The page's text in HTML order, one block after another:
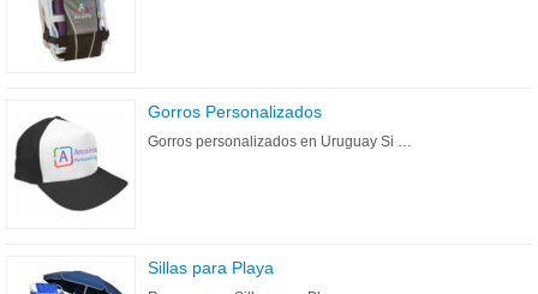
Gorros Personalizados
Gorros personalizados en Uruguay Si …
Sillas para Playa